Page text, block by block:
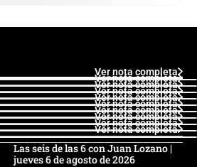
Ver nota completa
Ver nota completa
Ver nota completa
Ver nota completa
Ver nota completa
Ver nota completa
Ver nota completa
Ver nota completa
Ver nota completa
Ver nota completa
Las seis de las 6 con Juan Lozano |
jueves 6 de agosto de 2026